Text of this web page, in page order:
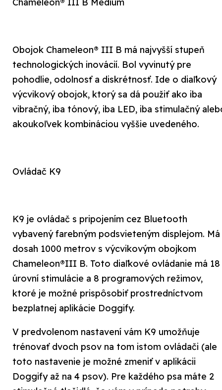
Obojok Chameleon® III B má najvyšší stupeň
technologických inovácií. Bol vyvinutý pre
pohodlie, odolnosť a diskrétnosť. Ide o diaľkový
výcvikový obojok, ktorý sa dá použiť ako iba
vibračný, iba tónový, iba LED, iba stimulačný
akoukoľvek kombináciou vyššie uvedeného.
Ovládač K9
K9 je ovládač s pripojením cez Bluetooth
vybavený farebným podsvieteným displejom. Má
dosah 1000 metrov s výcvikovým obojkom
Chameleon®III B. Toto diaľkové ovládanie má 18
úrovní stimulácie a 8 programových režimov,
ktoré je možné prispôsobiť prostredníctvom
bezplatnej aplikácie Doggify.
V predvolenom nastavení vám K9 umožňuje
trénovať dvoch psov na tom istom ovládači (ale
toto nastavenie je možné zmeniť v aplikácii
Doggify až na 4 psov). Pre každého psa máte 2